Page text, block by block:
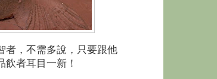
者，不需多說，只要跟他
者耳目一新！